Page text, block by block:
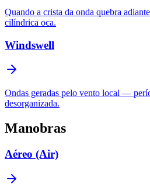
Quando a crista da onda quebra
cilíndrica oca.
Windswell
Ondas geradas pelo vento local —
desorganizada.
Manobras
Aéreo (Air)